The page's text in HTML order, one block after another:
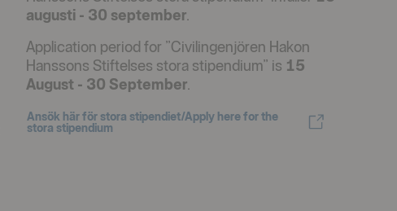
augusti - 30 september
Application period for ”Civilingenjören Hakon
Hanssons Stiftelses stora stipendium” is 15
August - 30 September
Ansök här för stora stipendiet/Apply here for the
stora stipendium
Öppnas i nytt fönster